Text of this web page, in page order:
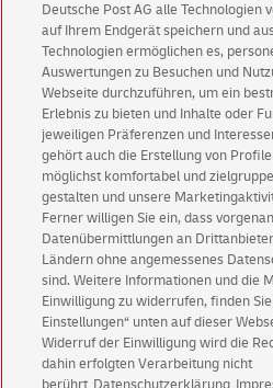
Keine News mehr
Für den Shop-Newsletter
Willkommensgutschein für eine
Jetzt anmelden und Rabatt
Kundenservice
Warnung vor gefälschtenE-
Deutsche Post AG alle Technologien
auf Ihrem Endgerät speichern und
Technologien ermöglichen es,
Auswertungen zu Besuchen und
Webseite durchzuführen, um ein
Erlebnis zu bieten und Inhalte oder
jeweiligen Präferenzen und
gehört auch die Erstellung von
möglichst komfortabel und
gestalten und unsere
Ferner willigen Sie ein, dass
Datenübermittlungen an
Ländern ohne angemessenes
sind. Weitere Informationen und die
Einwilligung zu widerrufen, finden
Einstellungen“ unten auf dieser
Widerruf der Einwilligung wird die
dahin erfolgten Verarbeitung nicht